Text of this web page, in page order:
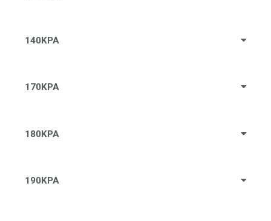
140KPA
170KPA
180KPA
190KPA